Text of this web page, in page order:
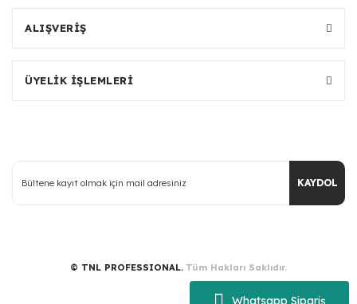
Whatsapp Sipariş
ALIŞVERİŞ
ÜYELİK İŞLEMLERİ
KAYDOL
© TNL PROFESSIONAL. Tüm Hakları Saklıdır.